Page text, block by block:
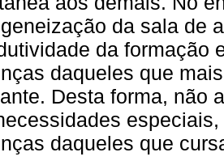
da sala de
da formação
daqueles que
Desta forma, não
daqueles que